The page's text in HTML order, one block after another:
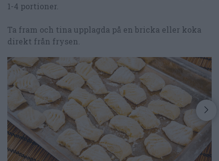
1-4 portioner.
Ta fram och tina upplagda på en bricka eller koka
direkt från frysen.